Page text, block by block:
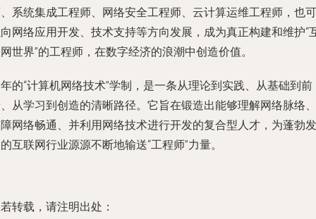
系统集成工程师、网络安全工程师、云计算运维工程师，也可
网络应用开发、技术支持等方向发展，成为真正构建和维护“
世界”的工程师，在数字经济的浪潮中创造价值。
的“计算机网络技术”学制，是一条从理论到实践、从基础到前
从学习到创造的清晰路径。它旨在锻造出能够理解网络脉络、
网络畅通、并利用网络技术进行开发的复合型人才，为蓬勃发
互联网行业源源不断地输送“工程师”力量。
转载，请注明出处：